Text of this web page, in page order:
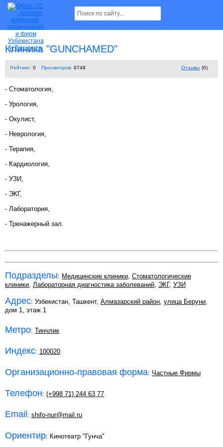
Клиника "GUNCHAMED"
Рейтинг: 0 Просмотров: 9748 Отзывы (0)
- Стоматология,
- Урология,
- Окулист,
- Неврология,
- Терапия,
- Кардиология,
- УЗИ,
- ЭКГ,
- Лаборатория,
- Тренажерный зал.
Подразделы: Медицинские клиники, Стоматологические
клиники, Лабораторная диагностика заболеваний, ЭКГ, УЗИ
Адрес: Узбекистан, Ташкент, Алмазарский район, улица Беруни,
дом 1, этаж 1
Метро: Тинчлик
Индекс: 100020
Организационно-правовая форма: Частные Фирмы
Телефон: (+998 71) 244 63 77
Email : shifo-nur@mail.ru
Ориентир: Кинотеатр "Гунча"